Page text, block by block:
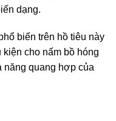
dạng.
biến trên hồ tiêu này
cho nấm bồ hóng
năng quang hợp của